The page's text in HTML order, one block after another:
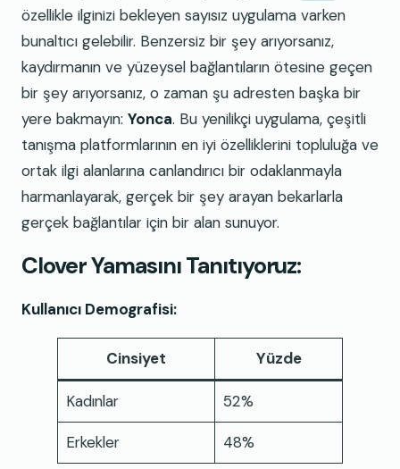
özellikle ilginizi bekleyen sayısız uygulama varken
bunaltıcı gelebilir. Benzersiz bir şey arıyorsanız,
kaydırmanın ve yüzeysel bağlantıların ötesine geçen
bir şey arıyorsanız, o zaman şu adresten başka bir
yere bakmayın: Yonca. Bu yenilikçi uygulama, çeşitli
tanışma platformlarının en iyi özelliklerini topluluğa ve
ortak ilgi alanlarına canlandırıcı bir odaklanmayla
harmanlayarak, gerçek bir şey arayan bekarlarla
gerçek bağlantılar için bir alan sunuyor.
Clover Yamasını Tanıtıyoruz:
Kullanıcı Demografisi:
Cinsiyet Yüzde
Kadınlar 52%
Erkekler 48%